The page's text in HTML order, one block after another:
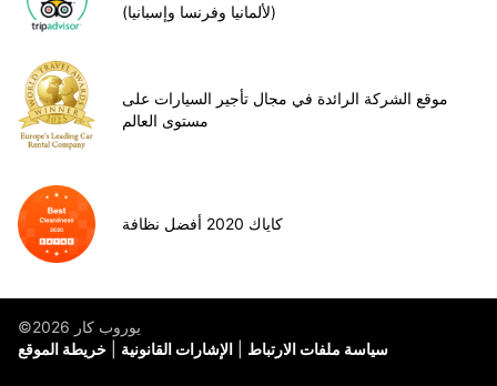
(لألمانيا وفرنسا وإسبانيا)
موقع الشركة الرائدة في مجال تأجير السيارات على
مستوى العالم
كاياك 2020 أفضل نظافة
©يوروب كار 2026
خريطة الموقع
الإشارات القانونية سياسة ملفات الارتباط